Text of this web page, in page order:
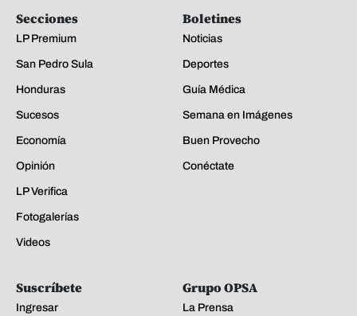
Secciones
LP Premium
San Pedro Sula
Honduras
Sucesos
Economía
Opinión
LP Verifica
Fotogalerías
Videos
Boletines
Noticias
Deportes
Guía Médica
Semana en Imágenes
Buen Provecho
Conéctate
Suscríbete
Ingresar
Grupo OPSA
La Prensa